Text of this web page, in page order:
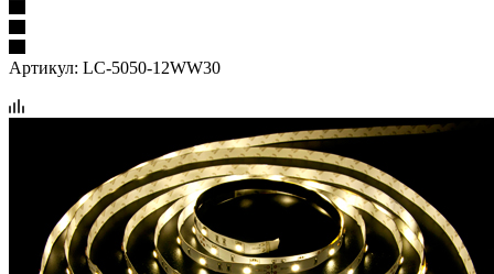
Артикул: LC-5050-12WW30